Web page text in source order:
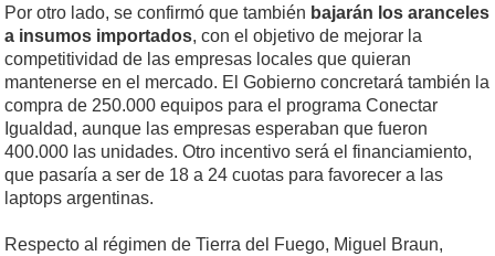
Por otro lado, se confirmó que también bajarán los aranceles
a insumos importados, con el objetivo de mejorar la
competitividad de las empresas locales que quieran
mantenerse en el mercado. El Gobierno concretará también la
compra de 250.000 equipos para el programa Conectar
Igualdad, aunque las empresas esperaban que fueron
400.000 las unidades. Otro incentivo será el financiamiento,
que pasaría a ser de 18 a 24 cuotas para favorecer a las
laptops argentinas.
Respecto al régimen de Tierra del Fuego, Miguel Braun,